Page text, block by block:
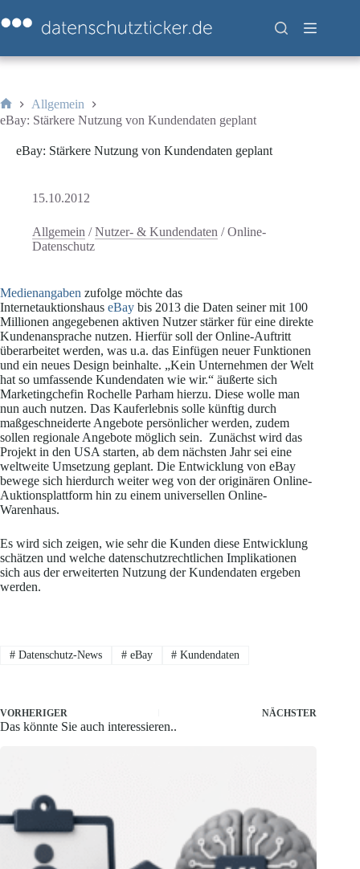
Inhalt
springen
Start
Allgemein
eBay: Stärkere Nutzung von Kundendaten geplant
eBay: Stärkere Nutzung von Kundendaten geplant
15.10.2012
Allgemein /Nutzer- & Kundendaten /Online-
Datenschutz
Medienangaben zufolge möchte das
Internetauktionshaus eBay bis 2013 die Daten seiner mit 100
Millionen angegebenen aktiven Nutzer stärker für eine direkte
Kundenansprache nutzen. Hierfür soll der Online-Auftritt
überarbeitet werden, was u.a. das Einfügen neuer Funktionen
und ein neues Design beinhalte. „Kein Unternehmen der Welt
hat so umfassende Kundendaten wie wir.“ äußerte sich
Marketingchefin Rochelle Parham hierzu. Diese wolle man
nun auch nutzen. Das Kauferlebnis solle künftig durch
maßgeschneiderte Angebote persönlicher werden, zudem
sollen regionale Angebote möglich sein. Zunächst wird das
Projekt in den USA starten, ab dem nächsten Jahr sei eine
weltweite Umsetzung geplant. Die Entwicklung von eBay
bewege sich hierdurch weiter weg von der originären Online-
Auktionsplattform hin zu einem universellen Online-
Warenhaus.
Es wird sich zeigen, wie sehr die Kunden diese Entwicklung
schätzen und welche datenschutzrechtlichen Implikationen
sich aus der erweiterten Nutzung der Kundendaten ergeben
werden.
#Datenschutz-News #eBay # Kundendaten
VORHERIGER NÄCHSTER
Das könnte Sie auch interessieren..